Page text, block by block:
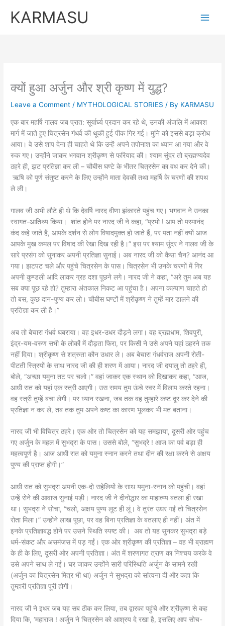
KARMASU
क्यों हुआ अर्जुन और श्री कृष्ण में युद्ध?
Leave a Comment / MYTHOLOGICAL STORIES / By KARMASU
एक बार महर्षि गालव जब प्रात: सूर्यार्घ्य प्रदान कर रहे थे, उनकी अंजलि में आकाश
मार्ग में जाते हुए चित्रसेन गंधर्व की थूकी हुई पीक गिर गई। मुनि को इससे बड़ा क्रोध
आया। वे उसे शाप देना ही चाहते थे कि उन्हें अपने तपोनाश का ध्यान आ गया और वे
रुक गए। उन्होंने जाकर भगवान श्रीकृष्ण से फरियाद की। श्याम सुंदर तो ब्रह्मण्यदेव
ठहरे ही, झट प्रतिज्ञा कर ली – चौबीस घण्टे के भीतर चित्रसेन का वध कर देने की।
ऋषि को पूर्ण संतुष्ट करने के लिए उन्होंने माता देवकी तथा महर्षि के चरणों की शपथ
ले ली।
गालव जी अभी लौटे ही थे कि देवर्षि नारद वीणा झंकारते पहुंच गए। भगवान ने उनका
स्वागत-आतिथ्य किया। शांत होने पर नारद जी ने कहा, “प्रभो ! आप तो परमानंद
कंद कहे जाते हैं, आपके दर्शन से लोग विषादमुक्त हो जाते हैं, पर पता नहीं क्यों आज
आपके मुख कमल पर विषाद की रेखा दिख रही है।” इस पर श्याम सुंदर ने गालव जी के
सारे प्रसंग को सुनाकर अपनी प्रतिज्ञा सुनाई। अब नारद जी को कैसा चैन? आनंद आ
गया। झटपट चले और पहुंचे चित्रसेन के पास। चित्रसेन भी उनके चरणों में गिर
अपनी कुण्डली आदि लाकर ग्रह दशा पूछने लगे। नारद जी ने कहा, “अरे तुम अब यह
सब क्या पूछ रहे हो? तुम्हारा अंतकाल निकट आ पहुंचा है। अपना कल्याण चाहते हो
तो बस, कुछ दान-पुण्य कर लो। चौबीस घण्टों में श्रीकृष्ण ने तुम्हें मार डालने की
प्रतिज्ञा कर ली है।”
अब तो बेचारा गंधर्व घबराया। वह इधर-उधर दौड़ने लगा। वह ब्रह्मधाम, शिवपुरी,
इंद्र-यम-वरुण सभी के लोकों में दौड़ता फिरा, पर किसी ने उसे अपने यहां ठहरने तक
नहीं दिया। श्रीकृष्ण से शत्रुता कौन उधार ले। अब बेचारा गंधर्वराज अपनी रोती-
पीटती स्त्रियों के साथ नारद जी की ही शरण में आया। नारद जी दयालु तो ठहरे ही,
बोले, “अच्छा यमुना तट पर चलो।” वहां जाकर एक स्थान को दिखाकर कहा, “आज,
आधी रात को यहां एक स्त्री आएगी। उस समय तुम ऊंचे स्वर में विलाप करते रहना।
वह स्त्री तुम्हें बचा लेगी। पर ध्यान रखना, जब तक वह तुम्हारे कष्ट दूर कर देने की
प्रतिज्ञा न कर ले, तब तक तुम अपने कष्ट का कारण भूलकर भी मत बताना।
नारद जी भी विचित्र ठहरे। एक ओर तो चित्रसेन को यह समझाया, दूसरी ओर पहुंच
गए अर्जुन के महल में सुभद्रा के पास। उससे बोले, “सुभद्रे ! आज का पर्व बड़ा ही
महत्वपूर्ण है। आज आधी रात को यमुना स्नान करने तथा दीन की रक्षा करने से अक्षय
पुण्य की प्राप्त होगी।”
आधी रात को सुभद्रा अपनी एक-दो सहेलियों के साथ यमुना-स्नान को पहुंची। वहां
उन्हें रोने की आवाज सुनाई पड़ी। नारद जी ने दीनोद्धार का माहात्म्य बतला ही रखा
था। सुभद्रा ने सोचा, “चलो, अक्षय पुण्य लूट ही लूं। वे तुरंत उधर गईं तो चित्रसेन
रोता मिला।” उन्होंने लाख पूछा, पर वह बिना प्रतिज्ञा के बतलाए ही नहीं। अंत में
इनके प्रतिज्ञाबद्ध होने पर उसने स्थिति स्पष्ट की। अब तो यह सुनकर सुभद्रा बड़े
धर्म-संकट और असमंजस में पड़ गईं। एक ओर श्रीकृष्ण की प्रतिज्ञा – वह भी ब्राह्मण
के ही के लिए, दूसरी ओर अपनी प्रतिज्ञा। अंत में शरणागत त्राण का निश्चय करके वे
उसे अपने साथ ले गईं। घर जाकर उन्होंने सारी परिस्थिति अर्जुन के सामने रखी
(अर्जुन का चित्रसेन मित्र भी था) अर्जुन ने सुभद्रा को सांत्वना दी और कहा कि
तुम्हारी प्रतिज्ञा पूरी होगी।
नारद जी ने इधर जब यह सब ठीक कर लिया, तब द्वारका पहुंचे और श्रीकृष्ण से कह
दिया कि, ‘महाराज ! अर्जुन ने चित्रसेन को आश्रय दे रखा है, इसलिए आप सोच-